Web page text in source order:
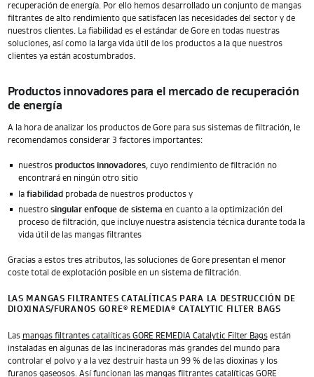
recuperación de energía. Por ello hemos desarrollado un conjunto de mangas
filtrantes de alto rendimiento que satisfacen las necesidades del sector y de
nuestros clientes. La fiabilidad es el estándar de Gore en todas nuestras
soluciones, así como la larga vida útil de los productos a la que nuestros
clientes ya están acostumbrados.
Productos innovadores para el mercado de recuperación
de energía
A la hora de analizar los productos de Gore para sus sistemas de filtración, le
recomendamos considerar 3 factores importantes:
nuestros productos innovadores, cuyo rendimiento de filtración no
encontrará en ningún otro sitio
la fiabilidad probada de nuestros productos y
nuestro singular enfoque de sistema en cuanto a la optimización del
proceso de filtración, que incluye nuestra asistencia técnica durante toda la
vida útil de las mangas filtrantes
Gracias a estos tres atributos, las soluciones de Gore presentan el menor
coste total de explotación posible en un sistema de filtración.
LAS MANGAS FILTRANTES CATALÍTICAS PARA LA DESTRUCCIÓN DE
DIOXINAS/FURANOS GORE® REMEDIA® CATALYTIC FILTER BAGS
Las mangas filtrantes catalíticas GORE REMEDIA Catalytic Filter Bagsestán
instaladas en algunas de las incineradoras más grandes del mundo para
controlar el polvo y a la vez destruir hasta un 99 % de las dioxinas y los
furanos gaseosos. Así funcionan las mangas filtrantes catalíticas GORE